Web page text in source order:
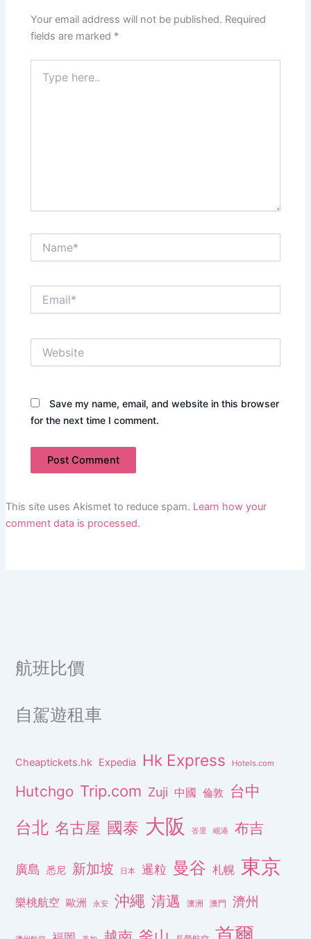
Your email address will not be published. Required
fields are marked *
here..
Save my name, email, and website in this browser
for the next time I comment.
This site uses Akismet to reduce spam. Learn how your
comment data is processed.
航班比價
自駕遊租車
Cheaptickets.hk Expedia Hk Express Hotels.com
Hutchgo Trip.com Zuji 中國 倫敦 台中
台北 名古屋 國泰 大阪 峇里 峴港 布吉
廣島 悉尼 新加坡 日本 暹粒 曼谷 札幌 東京
樂桃航空 歐洲 永安 沖繩 清邁 澳洲 澳門 濟州